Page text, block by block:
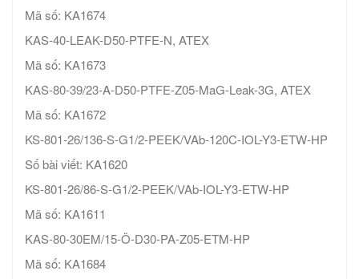
Mã số: KA1674
KAS-40-LEAK-D50-PTFE-N, ATEX
Mã số: KA1673
KAS-80-39/23-A-D50-PTFE-Z05-MaG-Leak-3G, ATEX
Mã số: KA1672
KS-801-26/136-S-G1/2-PEEK/VAb-120C-IOL-Y3-ETW-HP
Số bài viết: KA1620
KS-801-26/86-S-G1/2-PEEK/VAb-IOL-Y3-ETW-HP
Mã số: KA1611
KAS-80-30EM/15-Ö-D30-PA-Z05-ETM-HP
Mã số: KA1684